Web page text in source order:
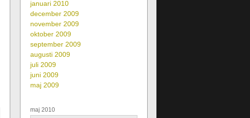
januari 2010
december 2009
november 2009
oktober 2009
september 2009
augusti 2009
juli 2009
juni 2009
maj 2009
maj 2010